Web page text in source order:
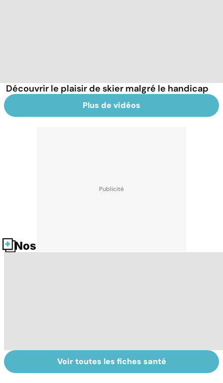
Découvrir le plaisir de skier malgré le handicap
Plus de vidéos
Nos fiches santé
Sclérose en
plaques : tout
Tout savoir sur
les infections
Voir toutes les fiches santé